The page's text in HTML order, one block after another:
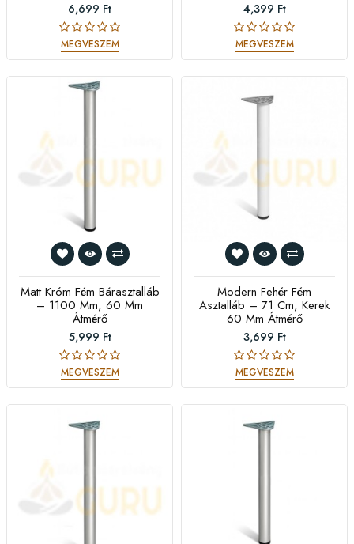
6,699 Ft
MEGVESZEM
4,399 Ft
MEGVESZEM
Matt Króm Fém Bárasztalláb
– 1100 Mm, 60 Mm
Átmérő
5,999 Ft
MEGVESZEM
Modern Fehér Fém
Asztalláb – 71 Cm, Kerek
60 Mm Átmérő
3,699 Ft
MEGVESZEM